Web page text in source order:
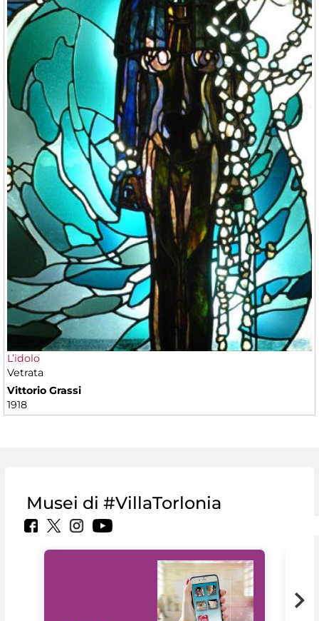
L’idolo
Vetrata
Vittorio Grassi
1918
Musei di #VillaTorlonia